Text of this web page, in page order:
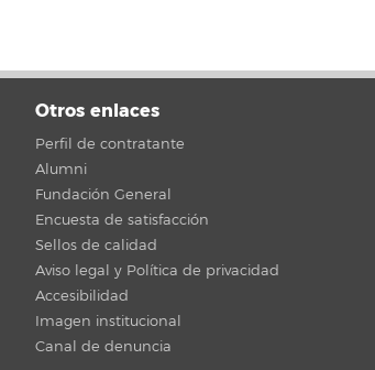
Otros enlaces
Perfil de contratante
Alumni
Fundación General
Encuesta de satisfacción
Sellos de calidad
Aviso legal y Política de privacidad
Accesibilidad
Imagen institucional
Canal de denuncia